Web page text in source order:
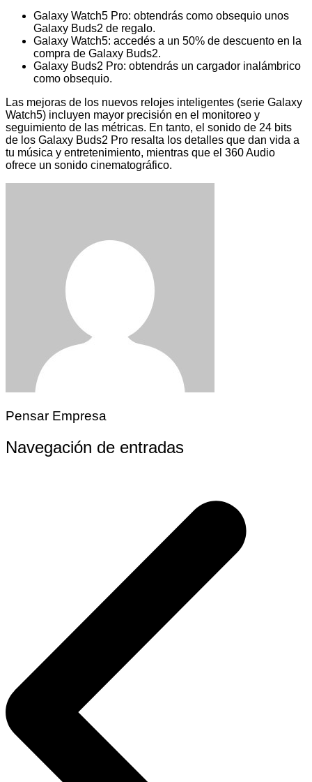
Galaxy Watch5 Pro: obtendrás como obsequio unos
Galaxy Buds2 de regalo.
Galaxy Watch5: accedés a un 50% de descuento en la
compra de Galaxy Buds2.
Galaxy Buds2 Pro: obtendrás un cargador inalámbrico
como obsequio.
Las mejoras de los nuevos relojes inteligentes (serie Galaxy
Watch5) incluyen mayor precisión en el monitoreo y
seguimiento de las métricas. En tanto, el sonido de 24 bits
de los Galaxy Buds2 Pro resalta los detalles que dan vida a
tu música y entretenimiento, mientras que el 360 Audio
ofrece un sonido cinematográfico.
Pensar Empresa
Navegación de entradas